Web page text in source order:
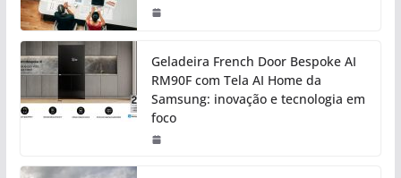
Geladeira French Door Bespoke AI
RM90F com Tela AI Home da
Samsung: inovação e tecnologia em
foco